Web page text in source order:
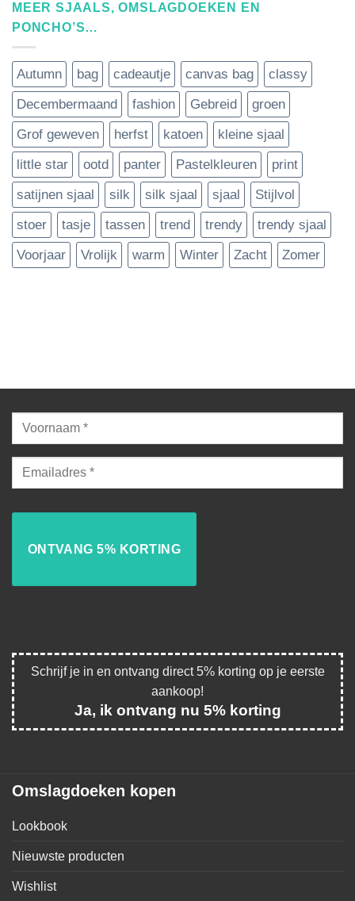
MEER SJAALS, OMSLAGDOEKEN EN
PONCHO’S…
Autumn bag cadeautje canvas bag
classy
Decembermaand
fashion Gebreid
groen
Grof geweven
herfst katoen
kleine sjaal
little star
ootd panter Pastelkleuren
print
satijnen sjaal
silk silk sjaal sjaal
Stijlvol
stoer
tasje tassen trend trendy
trendy sjaal
Voorjaar
Vrolijk warm Winter Zacht Zomer
Schrijf je in en ontvang direct 5% korting op je eerste
aankoop!
Ja, ik ontvang nu 5% korting
Omslagdoeken kopen
Lookbook
Nieuwste producten
Wishlist